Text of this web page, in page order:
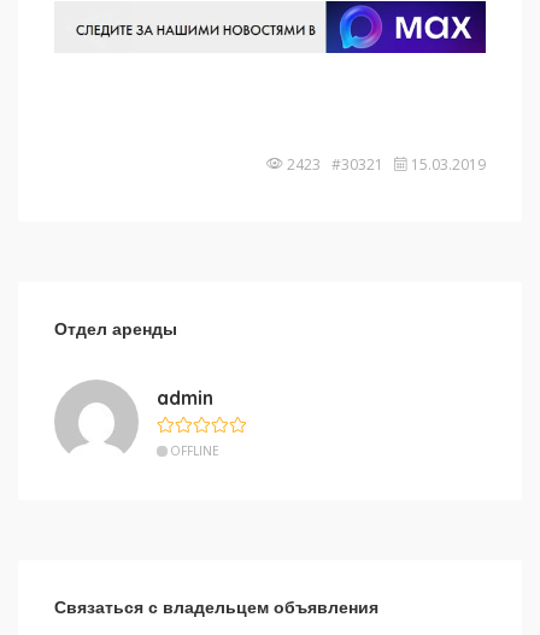
2423 #30321 15.03.2019
Отдел аренды
admin
OFFLINE
Связаться с владельцем объявления